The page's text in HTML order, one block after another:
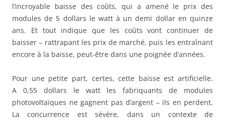
l’incroyable baisse des coûts, qui a amené le prix des
modules de 5 dollars le watt à un demi dollar en quinze
ans. Et tout indique que les coûts vont continuer de
baisser – rattrapant les prix de marché, puis les entraînant
encore à la baisse, peut-être dans une poignée d’années.
Pour une petite part, certes, cette baisse est artificielle.
A 0,55 dollars le watt les fabriquants de modules
photovoltaïques ne gagnent pas d’argent – ils en perdent.
La concurrence est sévère, dans un contexte de